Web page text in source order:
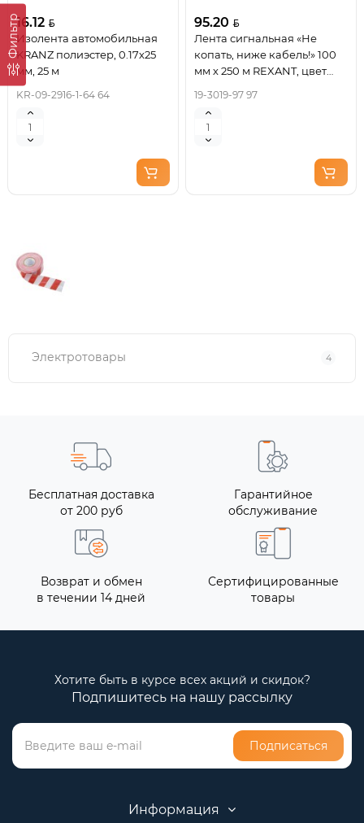
Фильтр16.12
Изолента автомобильная
KRANZ полиэстер, 0.17х25
мм, 25 м
KR-09-2916-1-64 64
95.20
Лента сигнальная «Не
копать, ниже кабель!» 100
мм х 250 м REXANT, цвет
19-3019-97 97
Электротовары 4
Бесплатная доставка
от 200 руб
Гарантийное
обслуживание
Возврат и обмен
в течении 14 дней
Сертифицированные
товары
Хотите быть в курсе всех акций и скидок?
Подпишитесь на нашу рассылку
Подписаться
Информация